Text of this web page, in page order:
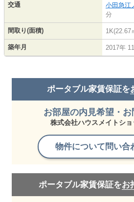
交通
小田急江
分
間取り(面積) 1K(22.67
築年月 2017年
ポータブル家賃保証を
お部屋の内見希望・
株式会社ハウスメイトシ
物件について問い合
ポータブル家賃保証をお